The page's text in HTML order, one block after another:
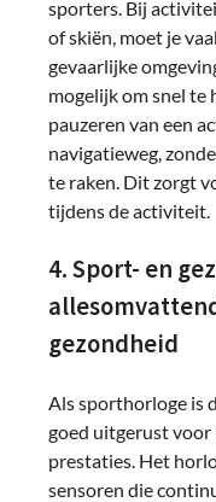
sporters. Bij
of skiën, moet je
gevaarlijke
mogelijk om snel te
pauzeren van een
navigatieweg,
te raken. Dit zorgt
tijdens de activiteit.
4. Sport- en
gezondheid
Als sporthorloge is
goed uitgerust
prestaties. Het
sensoren die